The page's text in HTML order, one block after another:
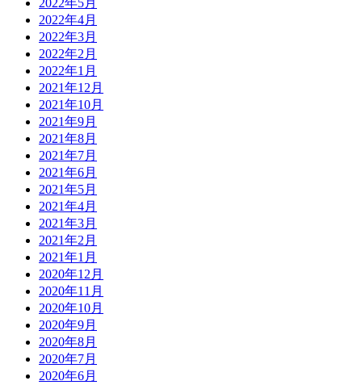
2022年5月
2022年4月
2022年3月
2022年2月
2022年1月
2021年12月
2021年10月
2021年9月
2021年8月
2021年7月
2021年6月
2021年5月
2021年4月
2021年3月
2021年2月
2021年1月
2020年12月
2020年11月
2020年10月
2020年9月
2020年8月
2020年7月
2020年6月